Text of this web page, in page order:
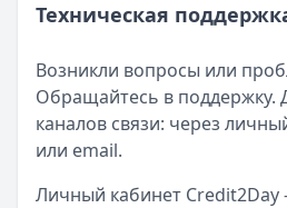
Техническая
Возникли вопросы или
Обращайтесь в поддержку.
каналов связи: через
или email.
Личный кабинет